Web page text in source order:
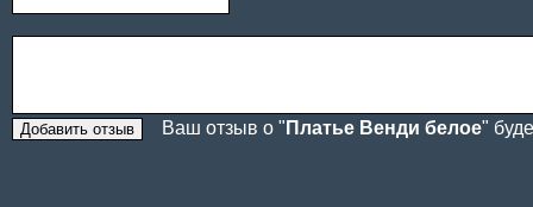
Ваш отзыв о " Платье Венди белое"